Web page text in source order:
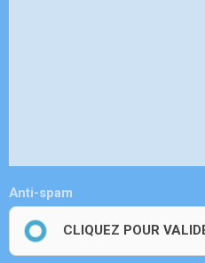
Anti-spam
CLIQUEZ POUR